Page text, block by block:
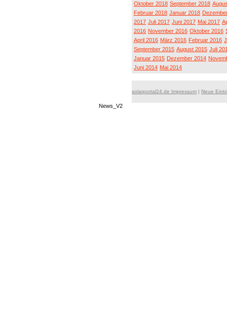
Oktober 2018 September 2018
Februar 2018 Januar 2018
2017 Juli 2017 Juni 2017 Mai 2017
2016 November 2016 Oktober 2016
April 2016 März 2016 Februar 2016
September 2015 August 2015 Juli
Januar 2015 Dezember 2014
Juni 2014 Mai 2014
solarportal24.de Impressum | Neue
News_V2